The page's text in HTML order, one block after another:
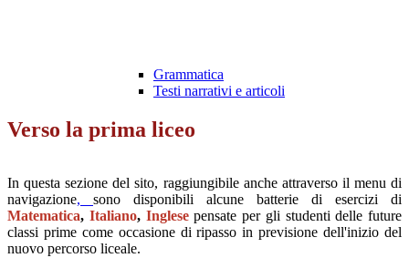
Grammatica
Testi narrativi e articoli
Verso la prima liceo
In questa sezione del sito, raggiungibile anche attraverso il menu di
navigazione, sono disponibili alcune batterie di esercizi di
Matematica, Italiano, Inglesepensate per gli studenti delle future
classi prime come occasione di ripasso in previsione dell'inizio del
nuovo percorso liceale.